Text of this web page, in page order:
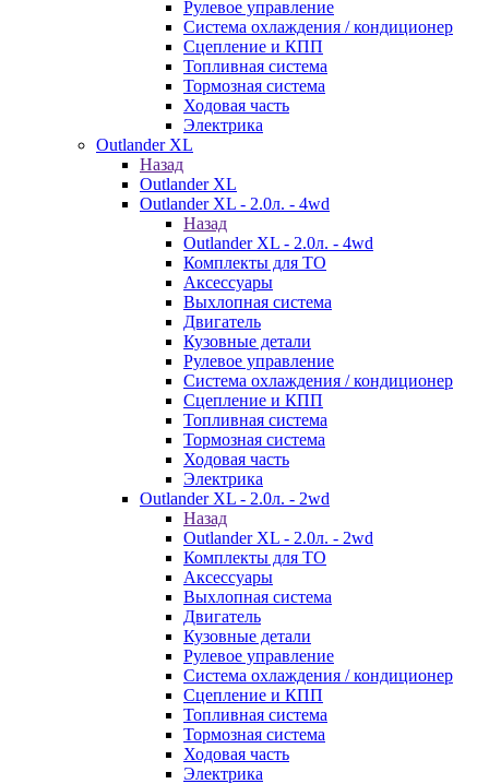
Рулевое управление
Система охлаждения / кондиционер
Сцепление и КПП
Топливная система
Тормозная система
Ходовая часть
Электрика
Outlander XL
Назад
Outlander XL
Outlander XL - 2.0л. - 4wd
Назад
Outlander XL - 2.0л. - 4wd
Комплекты для ТО
Аксессуары
Выхлопная система
Двигатель
Кузовные детали
Рулевое управление
Система охлаждения / кондиционер
Сцепление и КПП
Топливная система
Тормозная система
Ходовая часть
Электрика
Outlander XL - 2.0л. - 2wd
Назад
Outlander XL - 2.0л. - 2wd
Комплекты для ТО
Аксессуары
Выхлопная система
Двигатель
Кузовные детали
Рулевое управление
Система охлаждения / кондиционер
Сцепление и КПП
Топливная система
Тормозная система
Ходовая часть
Электрика